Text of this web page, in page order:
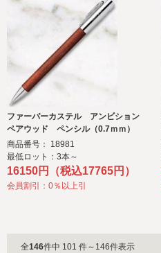
ファーバーカステル アンビション
ペアウッド ペンシル（0.7ｍｍ）
商品番号： 18981
最低ロット：3本～
16150円（税込17765円）
会員割引：0％以上引
全146件中 101 件～146件表示